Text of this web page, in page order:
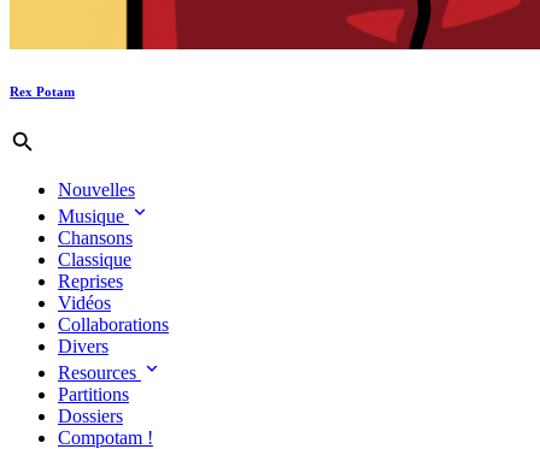
Rex Potam
Nouvelles
Musique
Chansons
Classique
Reprises
Vidéos
Collaborations
Divers
Resources
Partitions
Dossiers
Compotam !